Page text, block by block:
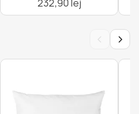
232,90 lej
‹ ›